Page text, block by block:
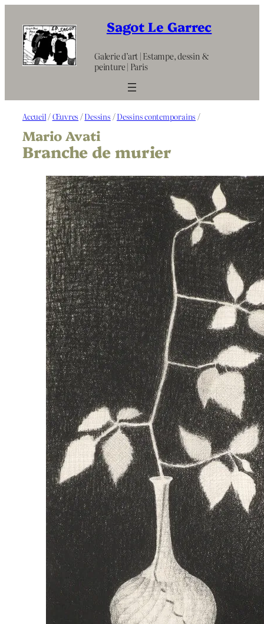
contenu
Sagot Le Garrec
Galerie d’art | Estampe, dessin &
peinture | Paris
Accueil /Œuvres /Dessins /Dessins contemporains /
Mario Avati
Branche de murier